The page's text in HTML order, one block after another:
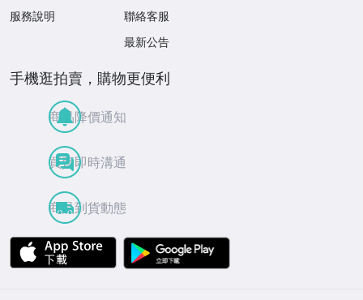
服務說明
聯絡客服
最新公告
手機逛拍賣，購物更便利
商品降價通知
買賣即時溝通
商品到貨動態
APP Store